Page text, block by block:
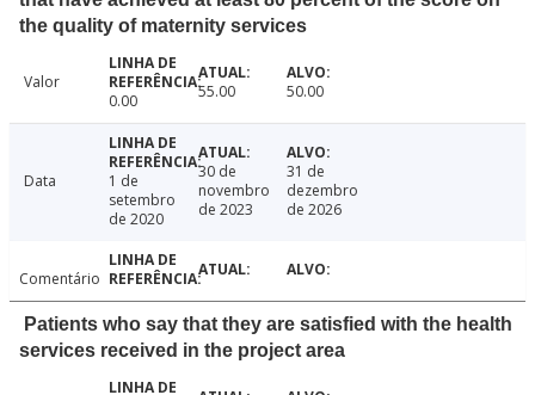
the quality of maternity services
Valor
0.00
55.00 50.00
Data
1 de
setembro
de 2020
30 de
novembro
de 2023
31 de
dezembro
de 2026
Comentário
Patients who say that they are satisfied with the health
services received in the project area